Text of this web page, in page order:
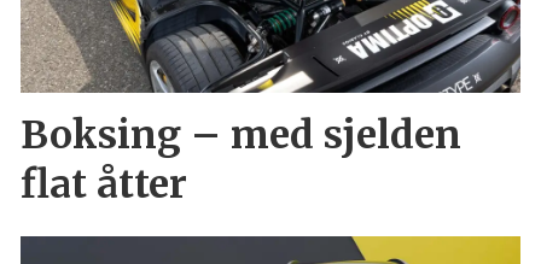
Boksing – med sjelden
flat åtter